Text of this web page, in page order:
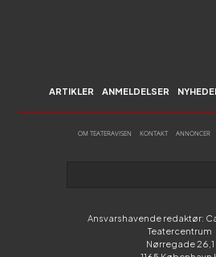
ARTIKLER ANMELDELSER
OM TEATERAVISEN KONTAKT ANNONCER
Ansvarshavende redaktør:
Teatercentrum
Nørregade 26,1